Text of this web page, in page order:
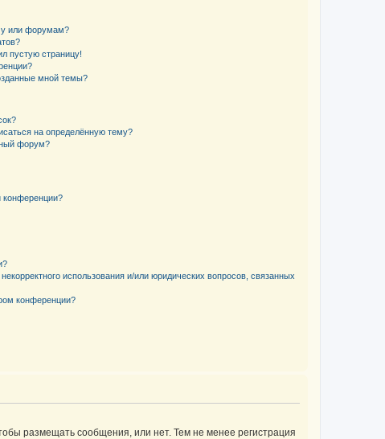
или форумам?
пустую страницу!
мной темы?
на определённую тему?
форум?
конференции?
использования и/или юридических вопросов, связанных
конференции?
размещать сообщения, или нет. Тем не менее регистрация